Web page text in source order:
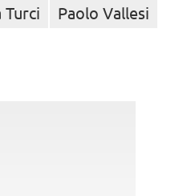
Turci
Paolo Vallesi